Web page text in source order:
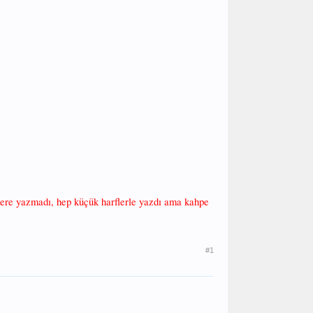
yazmadı, hep küçük harflerle yazdı ama kahpe
#1